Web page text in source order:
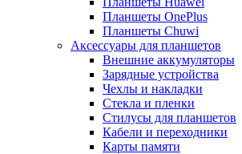
Планшеты OnePlus
Планшеты Chuwi
Аксессуары для планшетов
Внешние аккумуляторы
Зарядные устройства
Чехлы и накладки
Стекла и пленки
Стилусы для планшетов
Кабели и переходники
Карты памяти